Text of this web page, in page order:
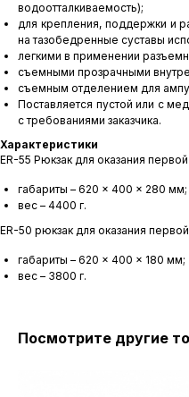
водоотталкиваемость);
для крепления, поддержки и
на тазобедренные суставы
легкими в применении
съемными прозрачными
съемным отделением для
Поставляется пустой или с
с требованиями заказчика.
Характеристики
ER-55 Рюкзак для оказания
габариты – 620 × 400 × 280 мм;
вес – 4400 г.
ER-50 рюкзак для оказания
габариты – 620 × 400 × 180 мм;
вес – 3800 г.
Посмотрите другие